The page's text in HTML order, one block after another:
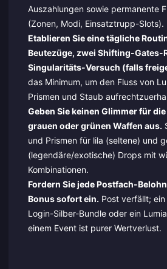
Auszahlungen sowie permanente
(Zonen, Modi, Einsatztrupp-Slots).
Etablieren Sie eine tägliche
Beutezüge, zwei Shifting-Gates-
Singularitäts-Versuch (falls
das Minimum, um den Fluss von
Prismen und Staub
Geben Sie keinen Glimmer für
grauen oder grünen Waffen aus.
und Prismen für lila (seltene) und
(legendäre/exotische) Drops mit
Kombinationen.
Fordern Sie jede Postfach-
Bonus sofort ein. Post verfällt;
Login-Silber-Bundle oder ein
einem Event ist purer Wertverlust.